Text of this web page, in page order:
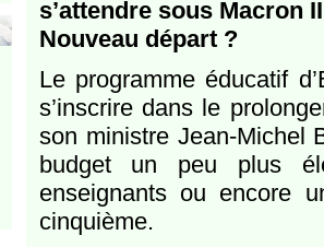
s’attendre sous Macron
Nouveau départ ?
Le programme éducatif
s’inscrire dans le
son ministre Jean-Michel
budget un peu plus
enseignants ou encore
cinquième.